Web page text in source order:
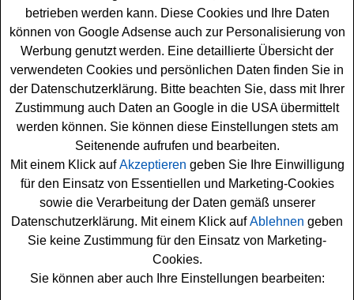
Kosmetik gewinnen
Ein kostenloses DM Gewinnspiel für alle Fans von
hochwertigerKosmetik. Verlost wird bei diesem
Gewinnspiel des dm Drogeriemarkts insgesamt 15x
M.Asam Kosmetik Sets mit tollen Produkten für Gesicht
und Sonnenpflege - und mit etwas Glück können Sie
diese tolle Kosmetik gewinnen.
Um die Kosmetik gewinnen zu können, brauchen Sie nur
kurz die Lösung der Preisfrage herauszufinden und
können sich dann Ihre Gewinnchance sichern. Sie
müssen angemeldet sein, um an dem Gewinnspiel des
dm Drogeriemarkts teilnehmen zu können.
DM verlost tolle Kosmetik - 15x ein
betrieben werden kann. Diese Cookies und Ihre Daten
können von Google Adsense auch zur Personalisierung von
Werbung genutzt werden. Eine detaillierte Übersicht der
verwendeten Cookies und persönlichen Daten finden Sie in
der Datenschutzerklärung. Bitte beachten Sie, dass mit Ihrer
Zustimmung auch Daten an Google in die USA übermittelt
werden können. Sie können diese Einstellungen stets am
Seitenende aufrufen und bearbeiten.
Mit einem Klick aufAkzeptieren geben Sie Ihre Einwilligung
für den Einsatz von Essentiellen und Marketing-Cookies
sowie die Verarbeitung der Daten gemäß unserer
Datenschutzerklärung. Mit einem Klick aufAblehnen geben
Sie keine Zustimmung für den Einsatz von Marketing-
Cookies.
Sie können aber auch Ihre Einstellungen bearbeiten: